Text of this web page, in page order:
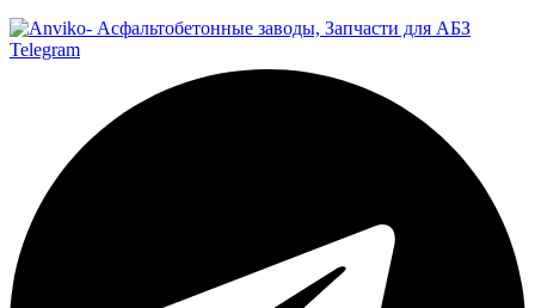
Telegram